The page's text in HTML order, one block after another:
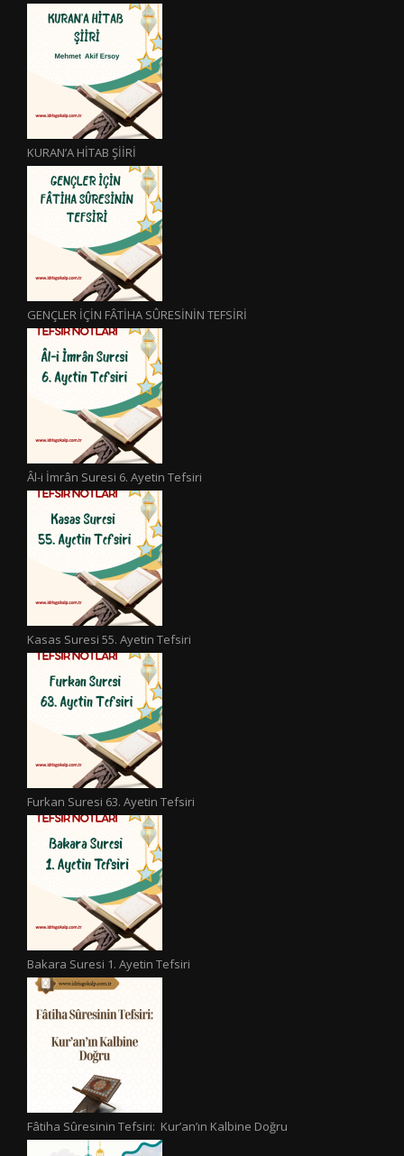
KURAN’A HİTAB ŞİİRİ
GENÇLER İÇİN FÂTİHA SÛRESİNİN TEFSİRİ
Âl-i İmrân Suresi 6. Ayetin Tefsiri
Kasas Suresi 55. Ayetin Tefsiri
Furkan Suresi 63. Ayetin Tefsiri
Bakara Suresi 1. Ayetin Tefsiri
Fâtiha Sûresinin Tefsiri: Kur’an’ın Kalbine Doğru